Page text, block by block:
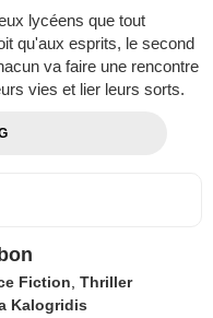
lycéens que tout
qu'aux esprits, le second
va faire une rencontre
vies et lier leurs sorts.
Fiction ,Thriller
Kalogridis